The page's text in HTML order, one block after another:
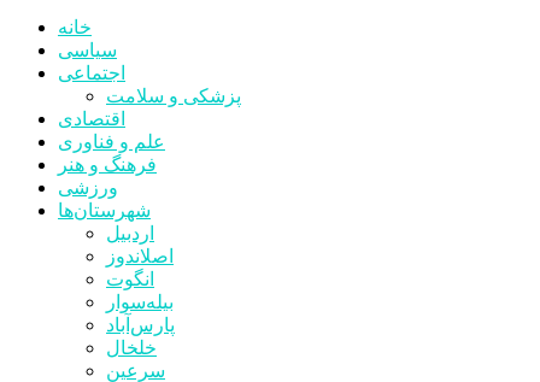
خانه
سیاسی
اجتماعی
پزشکی و سلامت
اقتصادی
علم و فناوری
فرهنگ و هنر
ورزشی
شهرستان‌ها
اردبیل
اصلاندوز
انگوت
بیله‌سوار
پارس‌آباد
خلخال
سرعین